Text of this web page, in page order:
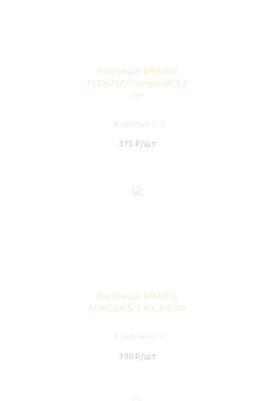
Картридж BRUSKO
FLEXUS FIT (чёрный) 3,5
мл
375 ₽/шт
Картридж BRUSKO
MINICAN 5, 3 мл, 0,6 Ом
390₽/шт